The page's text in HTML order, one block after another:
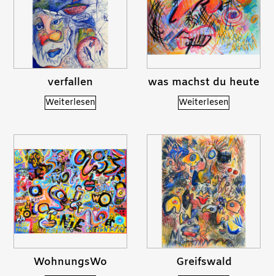
verfallen
Weiterlesen
was machst du heute
Weiterlesen
WohnungsWo Greifswald